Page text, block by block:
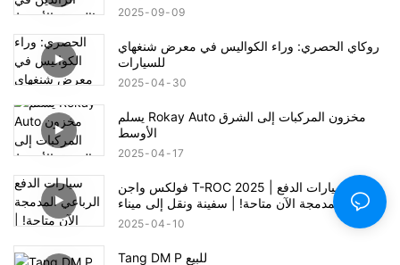
2025 09 09
روكاي الحصري: وراء الكواليس في معرض شنغهاي
للسيارات
2025 04 30
يسلم Rokay Auto مخزون المركبات إلى الشرق
الأوسط
2025 04 17
فولكس واجن T-ROC 2025 | سيارات الدفع
الرباعي المدمجة الآن متاحة! | سفينة ونقل إلى ميناء
جيبي علي
2025 04 10
Tang DM P للبيع